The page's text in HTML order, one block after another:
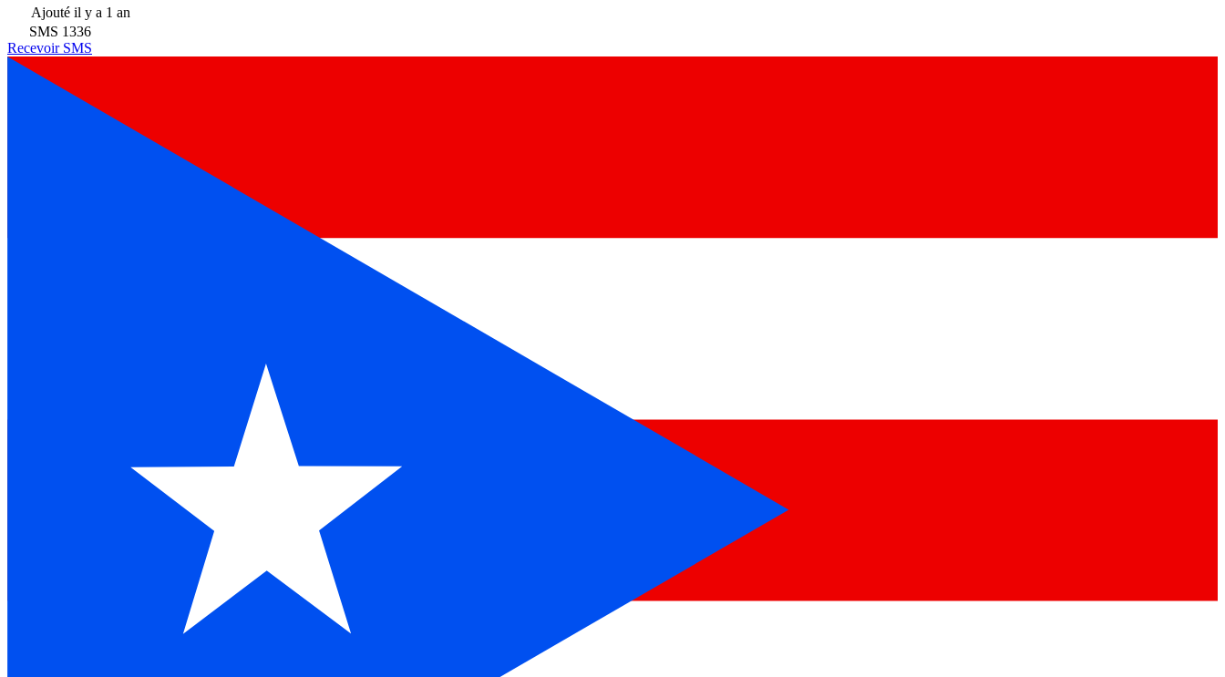
Ajouté il y a 1 an
SMS 1336
Recevoir SMS